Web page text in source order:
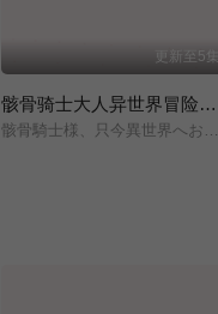
更新至5集
骸骨骑士大人异世界冒险中 第二季
骸骨騎士様、只今異世界へお出掛け中Ⅱ/